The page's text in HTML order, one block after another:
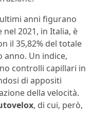
anni figurano
nel 2021, in Italia, è
il 35,82% del totale
anno. Un indice,
controlli capillari in
di appositi
della velocità.
, di cui, però,